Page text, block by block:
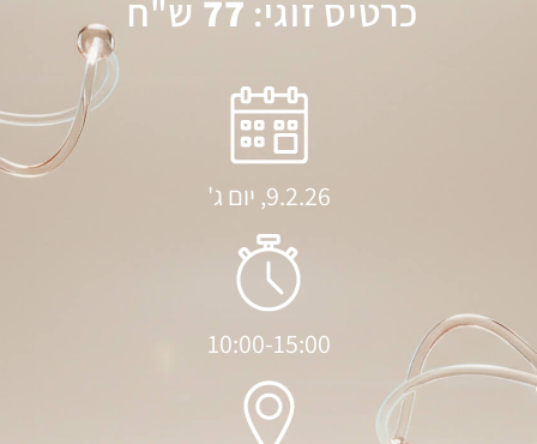
כרטיס זוגי: 77 ש"ח
9.2.26, יום ג'
10:00-15:00